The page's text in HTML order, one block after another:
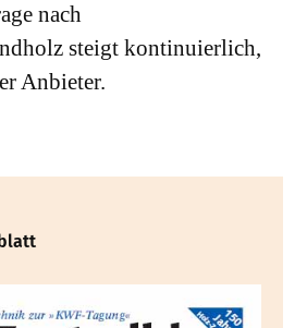
nach
steigt kontinuierlich,
Anbieter.